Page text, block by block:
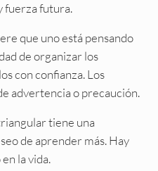
fuerza futura.
que uno está pensando
de organizar los
con confianza. Los
advertencia o precaución.
tiene una
de aprender más. Hay
la vida.